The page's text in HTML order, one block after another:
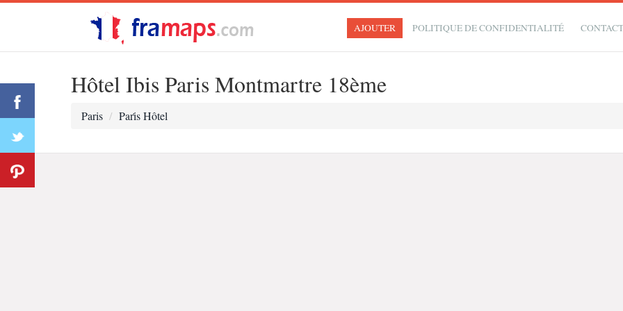
AJOUTER POLITIQUE DE CONFIDENTIALITÉ
Hôtel Ibis Paris Montmartre 18ème
Paris Pari̇s Hôtel